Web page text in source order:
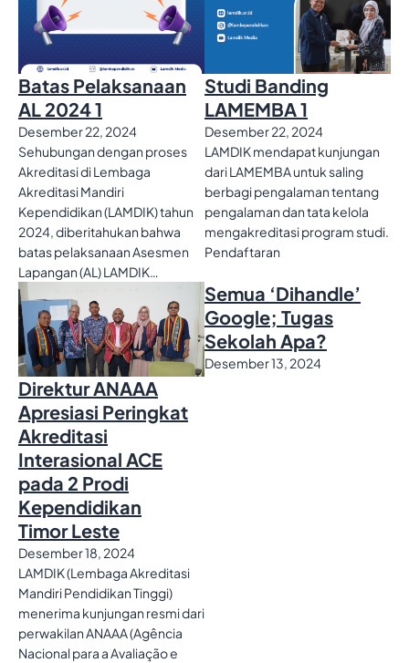
Batas Pelaksanaan
AL 2024 1
Desember 22, 2024
Sehubungan dengan proses
Akreditasi di Lembaga
Akreditasi Mandiri
Kependidikan (LAMDIK) tahun
2024, diberitahukan bahwa
batas pelaksanaan Asesmen
Lapangan (AL) LAMDIK…
Studi Banding
LAMEMBA 1
Desember 22, 2024
LAMDIK mendapat kunjungan
dari LAMEMBA untuk saling
berbagi pengalaman tentang
pengalaman dan tata kelola
mengakreditasi program studi.
Pendaftaran
Direktur ANAAA
Apresiasi Peringkat
Akreditasi
Interasional ACE
pada 2 Prodi
Kependidikan
Timor Leste
Desember 18, 2024
LAMDIK (Lembaga Akreditasi
Mandiri Pendidikan Tinggi)
menerima kunjungan resmi dari
perwakilan ANAAA (Agência
Nacional para a Avaliação e
Semua ‘Dihandle’
Google; Tugas
Sekolah Apa?
Desember 13, 2024